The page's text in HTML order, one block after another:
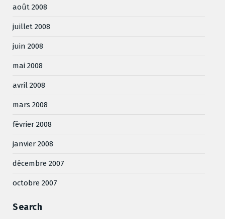
août 2008
juillet 2008
juin 2008
mai 2008
avril 2008
mars 2008
février 2008
janvier 2008
décembre 2007
octobre 2007
Search